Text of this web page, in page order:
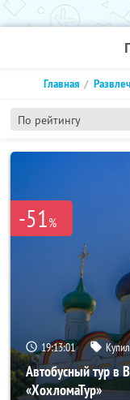
По рейтингу
Главная
-51%
19:13:00
Автобусный тур в
«ХохломаТур»